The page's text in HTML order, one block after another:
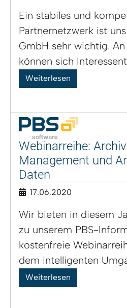
Ein stabiles und
Partnernetzwerk ist
GmbH sehr wichtig.
können sich
Weiterlesen
Webinarreihe:
Management und
Daten
17.06.2020
Wir bieten in diesem
zu unserem PBS-
kostenfreie
dem intelligenten
Weiterlesen